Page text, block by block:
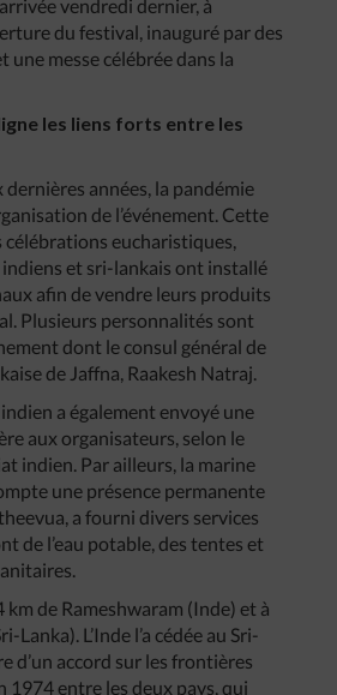
vendredi dernier, à
du festival, inauguré par des
une messe célébrée dans la
les liens forts entre les
dernières années, la pandémie
de l’événement. Cette
célébrations eucharistiques,
et sri-lankais ont installé
afin de vendre leurs produits
Plusieurs personnalités sont
dont le consul général de
de Jaffna, Raakesh Natraj.
a également envoyé une
aux organisateurs, selon le
indien. Par ailleurs, la marine
une présence permanente
a fourni divers services
de l’eau potable, des tentes et
km de Rameshwaram (Inde) et à
Lanka). L’Inde l’a cédée au Sri-
d’un accord sur les frontières
1974 entre les deux pays, qui